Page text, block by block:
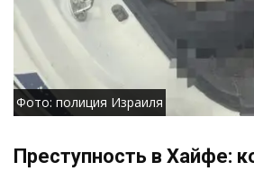
Фото: полиция Израиля
Преступность в Хайфе: